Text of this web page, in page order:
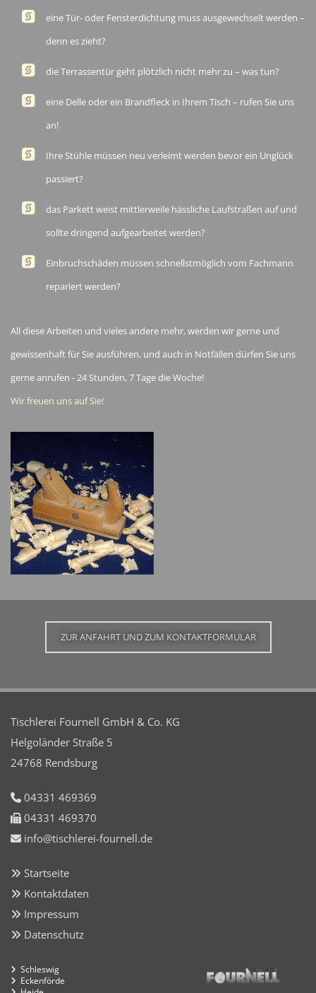
eine Tür- oder Fensterdichtung muss ausgewechselt werden –
denn es zieht?
die Terrassentür geht plötzlich nicht mehr zu – was tun?
eine Delle oder ein Brandfleck in Ihrem Tisch – rufen Sie uns
an!
Ihre Stühle müssen neu verleimt werden bevor ein Unglück
passiert?
das Parkett weist mittlerweile hässliche Laufstraßen auf und
sollte dringend aufgearbeitet werden?
Einbruchschäden müssen schnellstmöglich vom Fachmann
repariert werden?
All diese Arbeiten und vieles andere mehr, werden wir gerne und
gewissenhaft für Sie ausführen, und auch in Notfällen dürfen Sie uns
gerne anrufen - 24 Stunden, 7 Tage die Woche!
Wir freuen uns auf Sie!
ZUR ANFAHRT UND ZUM KONTAKTFORMULAR
Tischlerei Fournell GmbH & Co. KG
Helgoländer Straße 5
24768 Rendsburg
 04331 469369
 04331 469370
 info@tischlerei-fournell.de
 Startseite
 Kontaktdaten
 Impressum
 Datenschutz
 Schleswig
 Eckenförde